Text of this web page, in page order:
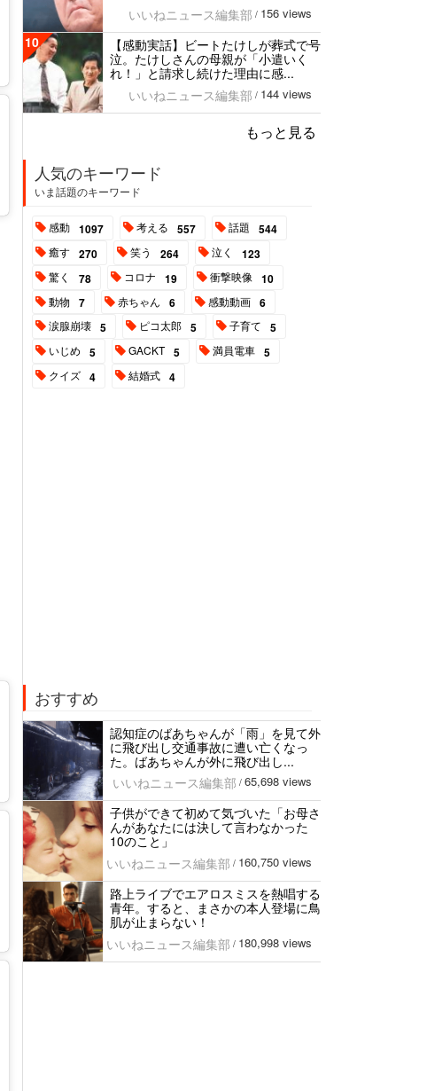
いいねニュース編集部 / 156 views
10
【感動実話】ビートたけしが葬式で号
泣。たけしさんの母親が「小遣いく
れ！」と請求し続けた理由に感...
いいねニュース編集部 / 144 views
もっと見る
人気のキーワード
いま話題のキーワード
感動 1097 考える 557 話題 544
癒す 270 笑う 264 泣く 123
驚く 78 コロナ 19 衝撃映像 10
動物 7 赤ちゃん 6 感動動画 6
涙腺崩壊 5 ピコ太郎 5 子育て 5
いじめ 5 GACKT 5 満員電車 5
クイズ 4 結婚式 4
おすすめ
認知症のばあちゃんが「雨」を見て外
に飛び出し交通事故に遭い亡くなっ
た。ばあちゃんが外に飛び出し...
いいねニュース編集部 / 65,698 views
子供ができて初めて気づいた「お母さ
んがあなたには決して言わなかった
10のこと」
いいねニュース編集部 / 160,750 views
路上ライブでエアロスミスを熱唱する
青年。すると、まさかの本人登場に鳥
肌が止まらない！
いいねニュース編集部 / 180,998 views